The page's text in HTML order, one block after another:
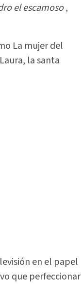
el escamoso,
La mujer del
la santa
en el papel
que perfeccionar